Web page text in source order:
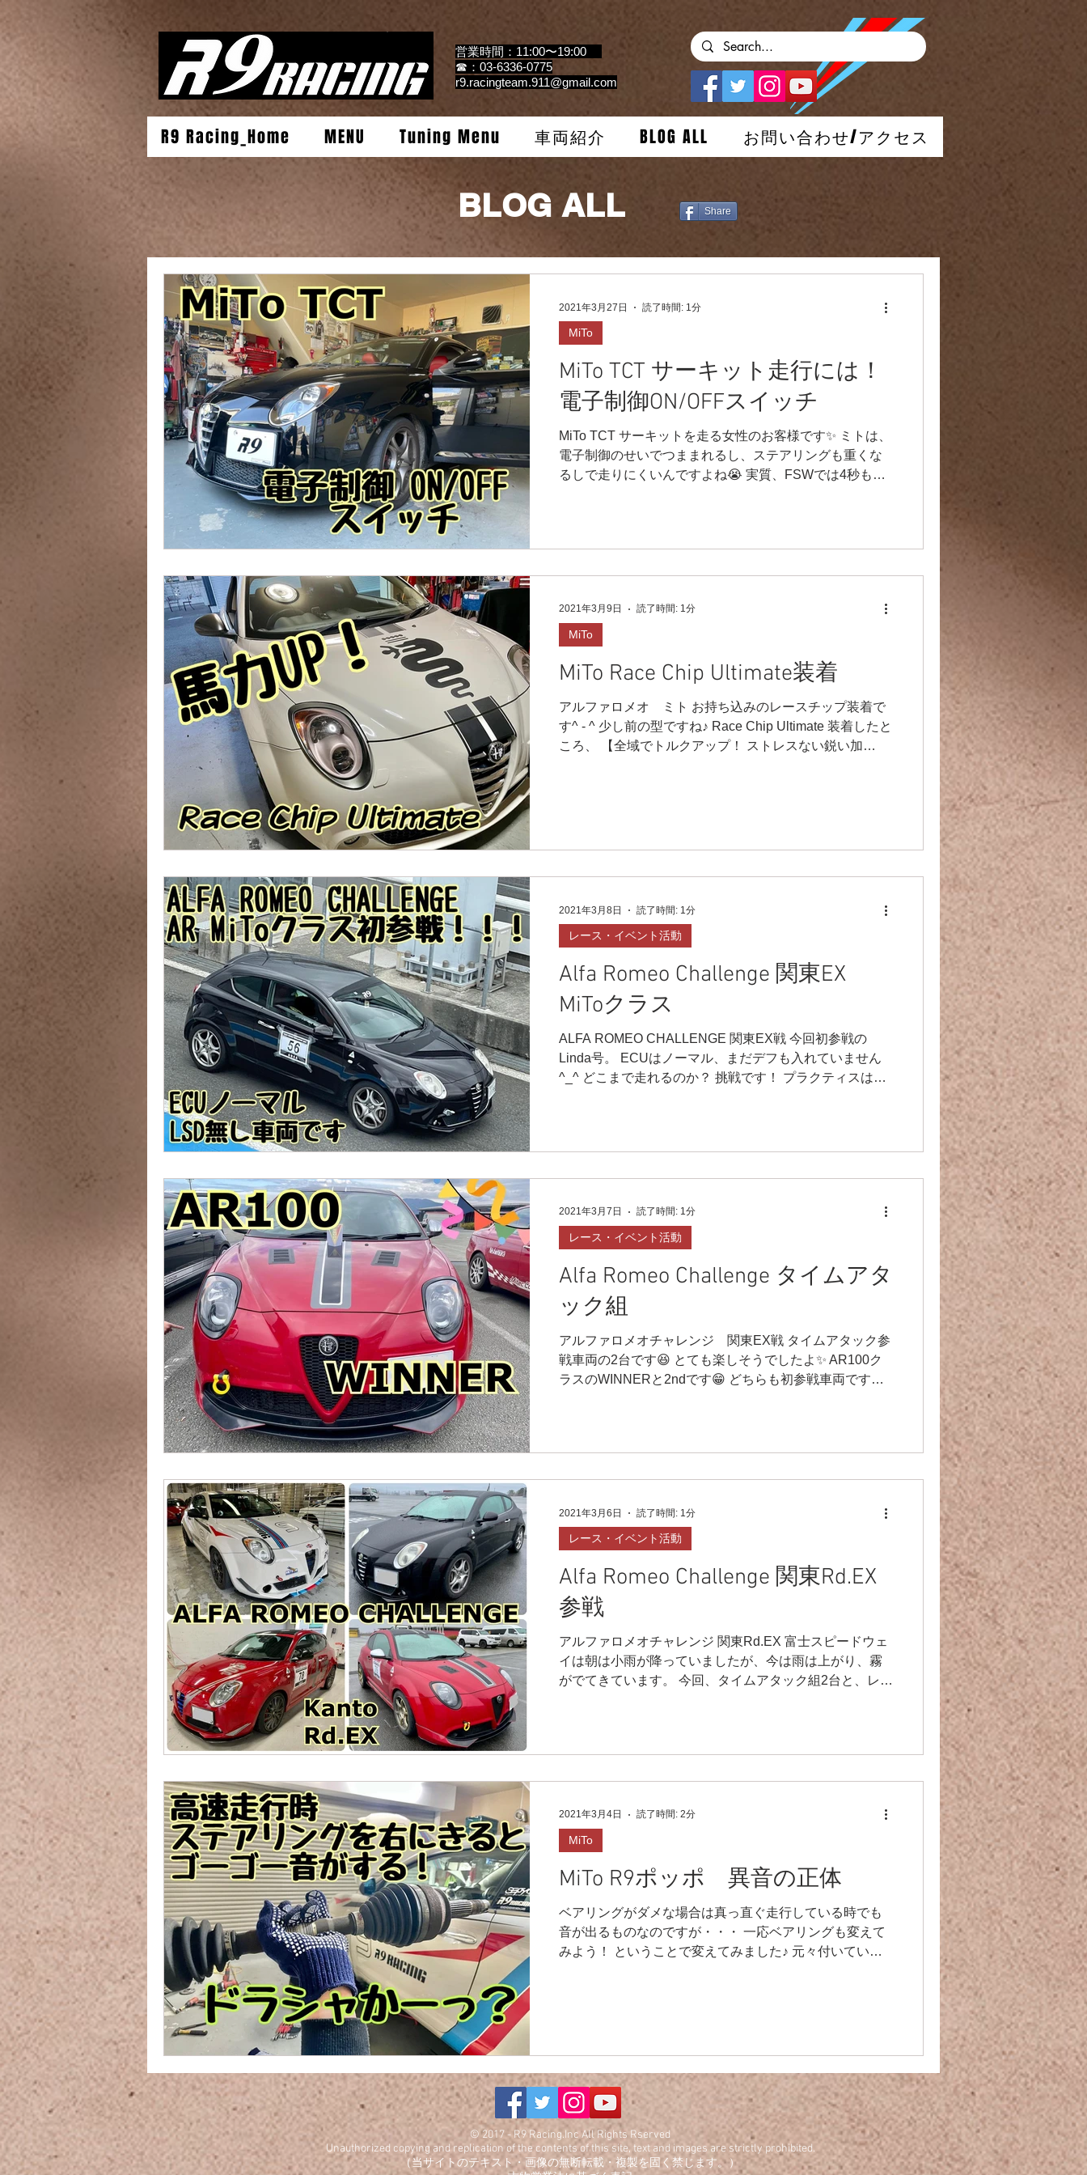
営業時間：11:00〜19:00
☎：03-6336-0775
r9.racingteam.911@gmail.com
R9 Racing_Home MENU Tuning Menu 車両紹介 BLOG ALL お問い合わせ/アクセス
BLOG ALL Share
MiTo TCT サーキット走行には！
電子制御ON/OFFスイッチ
MiTo TCT サーキットを走る女性のお客様です✨ ミトは、
電子制御のせいでつままれるし、ステアリングも重くな
るしで走りにくいんですよね😭 実質、FSWでは4秒も変
MiTo
2021年3月27日 読了時間: 1分
MiTo Race Chip Ultimate装着
アルファロメオ ミト お持ち込みのレースチップ装着で
す^ - ^ 少し前の型ですね♪ Race Chip Ultimate 装着したと
ころ、 【全域でトルクアップ！ ストレスない鋭い加
MiTo
2021年3月9日 読了時間: 1分
Alfa Romeo Challenge 関東EX
MiToクラス
ALFA ROMEO CHALLENGE 関東EX戦 今回初参戦の
Linda号。 ECUはノーマル、まだデフも入れていません
^_^ どこまで走れるのか？ 挑戦です！ プラクティスは霧
レース・イベント活動
2021年3月8日 読了時間: 1分
Alfa Romeo Challenge タイムアタ
ック組
アルファロメオチャレンジ 関東EX戦 タイムアタック参
戦車両の2台です😆 とても楽しそうでしたよ✨ AR100ク
ラスのWINNERと2ndです😁 どちらも初参戦車両です😆‼️
レース・イベント活動
2021年3月7日 読了時間: 1分
Alfa Romeo Challenge 関東Rd.EX
参戦
アルファロメオチャレンジ 関東Rd.EX 富士スピードウェ
イは朝は小雨が降っていましたが、今は雨は上がり、霧
がでてきています。 今回、タイムアタック組2台と、レー
レース・イベント活動
2021年3月6日 読了時間: 1分
MiTo R9ポッポ 異音の正体
ベアリングがダメな場合は真っ直ぐ走行している時でも
音が出るものなのですが・・・ 一応ベアリングも変えて
みよう！ ということで変えてみました♪ 元々付いていた
MiTo
2021年3月4日 読了時間: 2分
© 2017 - R9 Racing.Inc All Rights Rserved
Unauthorized copying and replication of the contents of this site, text and images are strictly prohibited.
（当サイトのテキスト・画像の無断転載・複製を固く禁じます。）